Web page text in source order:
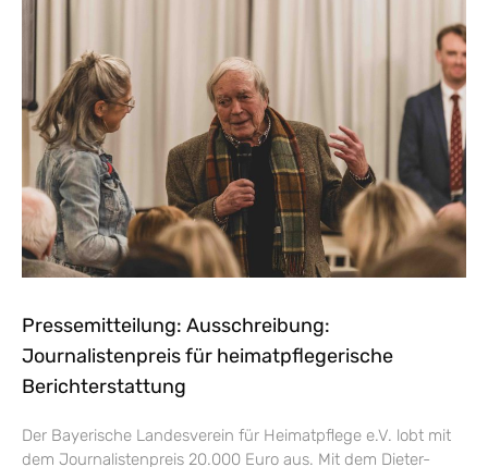
Pressemitteilung: Ausschreibung:
Journalistenpreis für heimatpflegerische
Berichterstattung
Der Bayerische Landesverein für Heimatpflege e.V. lobt mit
dem Journalistenpreis 20.000 Euro aus. Mit dem Dieter-